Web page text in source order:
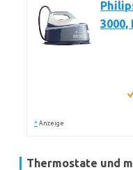
3000,
* Anzeige
Thermostate und